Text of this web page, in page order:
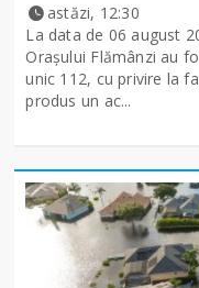
astăzi, 12:30
La data de 06 august
Orașului Flămânzi au
unic 112, cu privire la
produs un ac...